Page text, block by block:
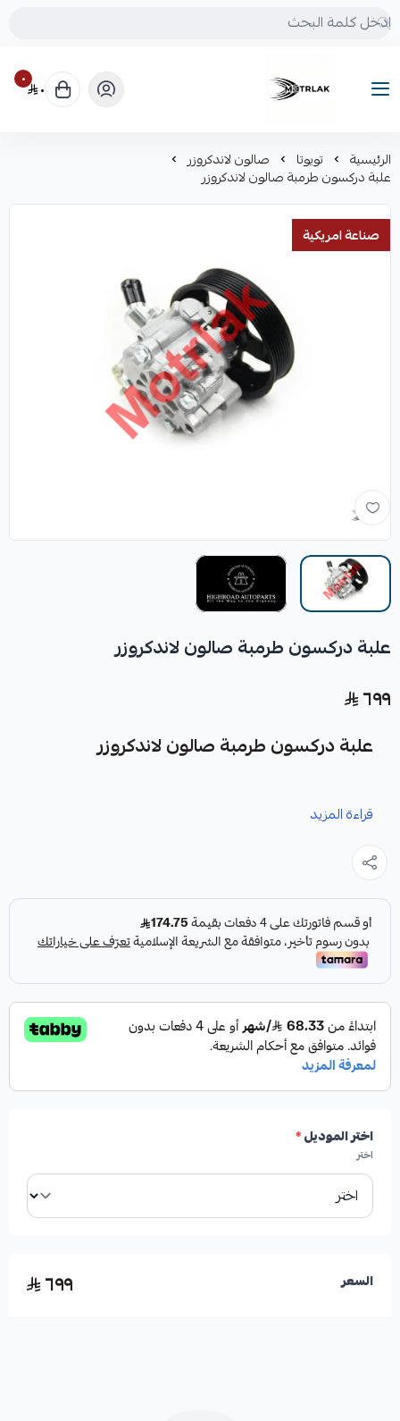
Motrlak
٠ ٠
الرئيسية تويوتا صالون لاندكروزر
علبة دركسون طرمبة صالون لاندكروزر
صناعة امريكية
علبة دركسون طرمبة صالون لاندكروزر
٦٩٩
علبة دركسون طرمبة صالون لاندكروزر
وعالية الجودة، مصممة خصيصاً لضمان أداء موثوق به لسيارتك.
المواصفات:
النوع:علبة دركسون طرمبة
المنشأ:صناعة أمريكية
الجودة:جودة عالية
الايجابيات:
قراءة المزيد
اختر الموديل*
اختر
السعر ٦٩٩